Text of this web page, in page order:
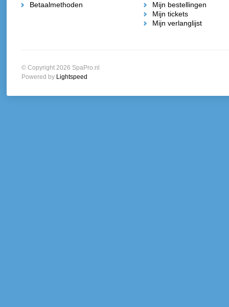
Betaalmethoden
Mijn bestellingen
Mijn tickets
Mijn verlanglijst
© Copyright 2026 SpaPro.nl
Powered by Lightspeed